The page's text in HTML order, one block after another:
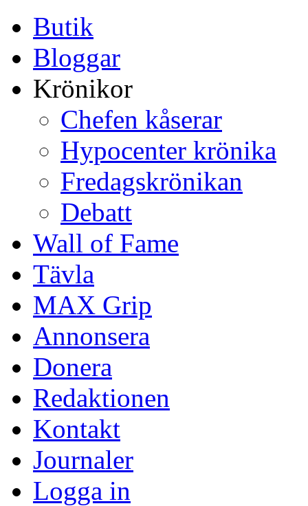
Butik
Bloggar
Krönikor
Chefen kåserar
Hypocenter krönika
Fredagskrönikan
Debatt
Wall of Fame
Tävla
MAX Grip
Annonsera
Donera
Redaktionen
Kontakt
Journaler
Logga in